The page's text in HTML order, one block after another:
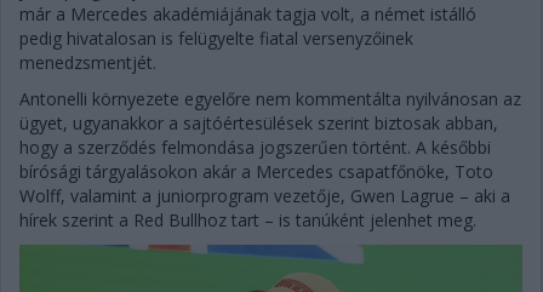
már a Mercedes akadémiájának tagja volt, a német istálló
pedig hivatalosan is felügyelte fiatal versenyzőinek
menedzsmentjét.
Antonelli környezete egyelőre nem kommentálta nyilvánosan az
ügyet, ugyanakkor a sajtóértesülések szerint biztosak abban,
hogy a szerződés felmondása jogszerűen történt. A későbbi
bírósági tárgyalásokon akár a Mercedes csapatfőnöke, Toto
Wolff, valamint a juniorprogram vezetője, Gwen Lagrue – aki a
hírek szerint a Red Bullhoz tart – is tanúként jelenhet meg.